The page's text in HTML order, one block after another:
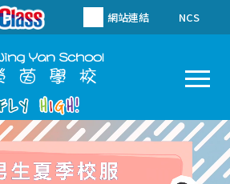
網站連結 NCS